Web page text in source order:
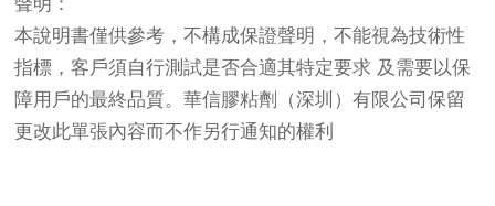
本說明書僅供參考，不構成保證聲明，不能視為技術性
指標，客戶須自行測試是否合適其特定要求 及需要以保
障用戶的最終品質。華信膠粘劑（深圳）有限公司保留
更改此單張內容而不作另行通知的權利